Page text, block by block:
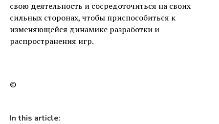
свою деятельность и сосредоточиться на своих
сильных сторонах, чтобы приспособиться к
изменяющейся динамике разработки и
распространения игр.
©
In this article: